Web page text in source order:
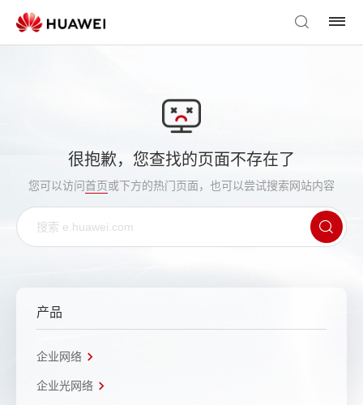
很抱歉，您查找的页面不存在了
您可以访问首页或下方的热门页面，也可以尝试搜索网站内容
产品
企业网络
企业光网络